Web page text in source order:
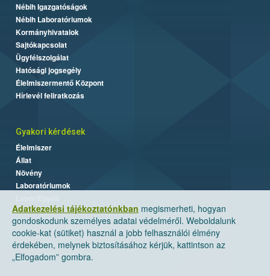
Adatkezelési tájékoztatónkban megismerheti, hogyan
gondoskodunk személyes adatai védelméről. Weboldalunk
cookie-kat (sütiket) használ a jobb felhasználói élmény
érdekében, melynek biztosításához kérjük, kattintson az
„Elfogadom” gombra.
Nébih Igazgatóságok
Nébih Laboratóriumok
Kormányhivatalok
Sajtókapcsolat
Ügyfélszolgálat
Hatósági jogsegély
Élelmiszermentő Központ
Hírlevél feliratkozás
Gyakori kérdések
Élelmiszer
Állat
Növény
Laboratóriumok